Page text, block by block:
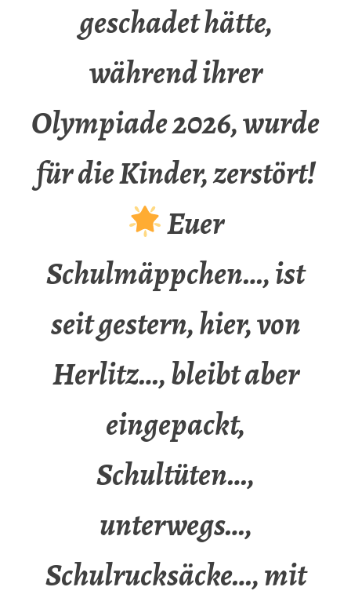
geschadet hätte,
während ihrer
Olympiade 2026, wurde
für die Kinder, zerstört!
Euer
Schulmäppchen…, ist
seit gestern, hier, von
Herlitz…, bleibt aber
eingepackt,
Schultüten…,
unterwegs…,
Schulrucksäcke…, mit